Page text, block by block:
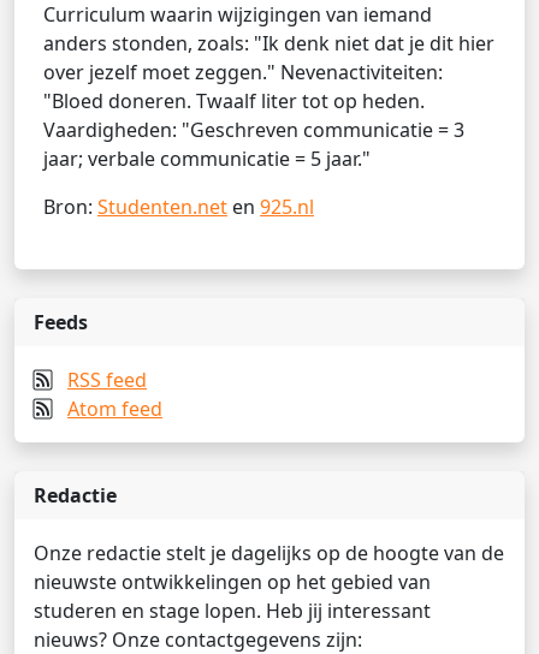
Curriculum waarin wijzigingen van iemand
anders stonden, zoals: "Ik denk niet dat je dit hier
over jezelf moet zeggen." Nevenactiviteiten:
"Bloed doneren. Twaalf liter tot op heden.
Vaardigheden: "Geschreven communicatie = 3
jaar; verbale communicatie = 5 jaar."
Bron: Studenten.net en 925.nl
Feeds
RSS feed
Atom feed
Redactie
Onze redactie stelt je dagelijks op de hoogte van de
nieuwste ontwikkelingen op het gebied van
studeren en stage lopen. Heb jij interessant
nieuws? Onze contactgegevens zijn: